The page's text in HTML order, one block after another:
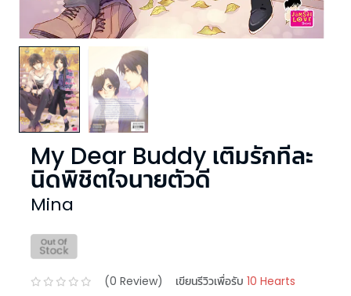
My Dear Buddy เติมรักทีละ
นิดพิชิตใจนายตัวดี
Mina
(0 Review) เขียนรีวิวเพื่อรับ 10 Hearts